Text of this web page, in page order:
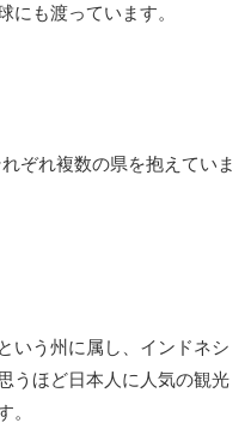
にも渡っています。
ぞれ複数の県を抱えていま
いう州に属し、インドネシ
うほど日本人に人気の観光